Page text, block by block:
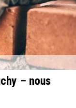
– nous